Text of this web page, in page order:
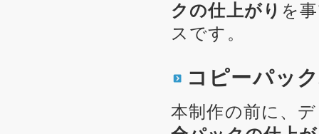
クの仕上がり を
スです。
コピーパッ
本制作の前に、